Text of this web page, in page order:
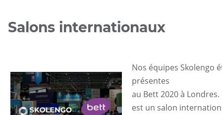
Salons internationaux
Nos équipes Skolengo
présentes
au Bett 2020 à Londres.
est un salon